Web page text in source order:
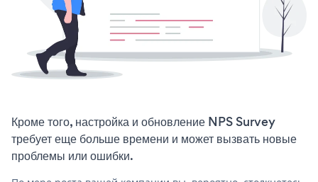
Кроме того, настройка и обновление NPS Survey
требует еще больше времени и может вызвать новые
проблемы или ошибки.